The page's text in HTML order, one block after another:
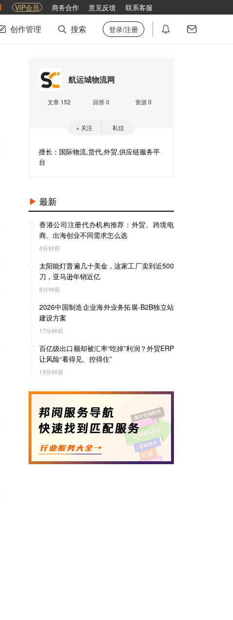
VIP会员 商务合作 意见反馈 联系客服
创作管理 搜索 登录/注册
航运城物流网
文章 152 回答 0 资源 0
+ 关注 私信
擅长：国际物流,货代,外贸,供应链服务平
台
最新
香港公司注册代办机构推荐：外贸、跨境电
商、出海创业不同需求怎么选
4分钟前
太阳能灯普遍几十美金，这家工厂卖到近500
刀，亚马逊年销近亿
8分钟前
2026中国制造企业海外业务拓展-B2B独立站
建设方案
17分钟前
百亿级出口额却被汇率“吃掉”利润？外贸ERP
让风险“看得见、控得住”
19分钟前